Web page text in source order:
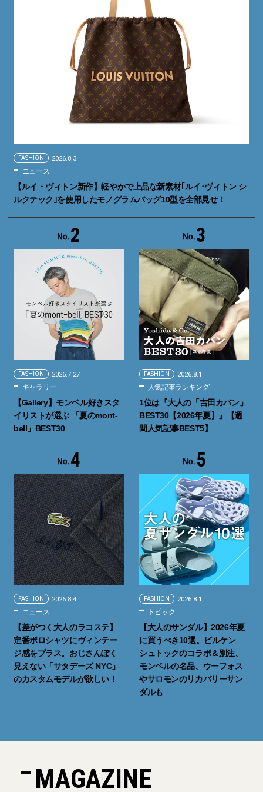
FASHION 2026.8.3
ニュース
【ルイ・ヴィトン新作】軽やかで上品な新素材｢ルイ･ヴィトン シ
ルクテック｣を使用したモノグラムバッグ10型を全部見せ！
2
FASHION 2026.7.27
ギャラリー
【Gallery】モンベル好きスタ
イリストが選ぶ 「夏のmont-
bell」BEST30
3
FASHION 2026.8.1
人気記事ランキング
1位は『大人の「吉田カバン」
BEST30【2026年夏】』【週
間人気記事BEST5】
4
FASHION 2026.8.4
ニュース
【差がつく大人のラコステ】
定番ポロシャツにヴィンテー
ジ感をプラス。おじさんぽく
見えない「サタデーズ NYC」
のカスタムモデルが欲しい！
5
FASHION 2026.8.1
トピック
【大人のサンダル】2026年夏
に買うべき10選。ビルケン
シュトックのコラボ＆別注、
モンベルの名品、ウーフォス
やサロモンのリカバリーサン
ダルも
MAGAZINE